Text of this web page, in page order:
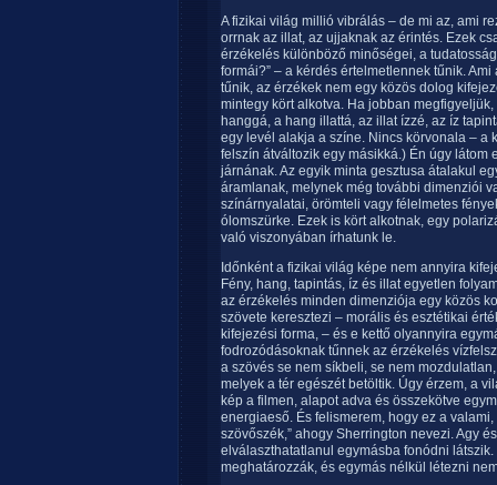
A fizikai világ millió vibrálás – de mi az, ami
orrnak az illat, az ujjaknak az érintés. Ezek
érzékelés különböző minőségei, a
formái?” – a kérdés értelmetlennek tűnik.
tűnik, az érzékek nem egy közös dolog
mintegy kört alkotva. Ha jobban
hanggá, a hang illattá, az illat ízzé, az íz
egy levél alakja a színe. Nincs körvonala – a
felszín átváltozik egy másikká.) Én úgy látom
járnának. Az egyik minta gesztusa átalakul
áramlanak, melynek még további dimenziói
színárnyalatai, örömteli vagy félelmetes
ólomszürke. Ezek is kört alkotnak, egy
való viszonyában írhatunk le.
Időnként a fizikai világ képe nem annyira
Fény, hang, tapintás, íz és illat egyetlen
az érzékelés minden dimenziója egy közös
szövete keresztezi – morális és esztétikai
kifejezési forma, – és e kettő olyannyira
fodrozódásoknak tűnnek az érzékelés
a szövés se nem síkbeli, se nem
melyek a tér egészét betöltik. Úgy érzem, a
kép a filmen, alapot adva és összekötve
energiaeső. És felismerem, hogy ez a
szövőszék,” ahogy Sherrington nevezi. Agy
elválaszthatatlanul egymásba fonódni
meghatározzák, és egymás nélkül létezni